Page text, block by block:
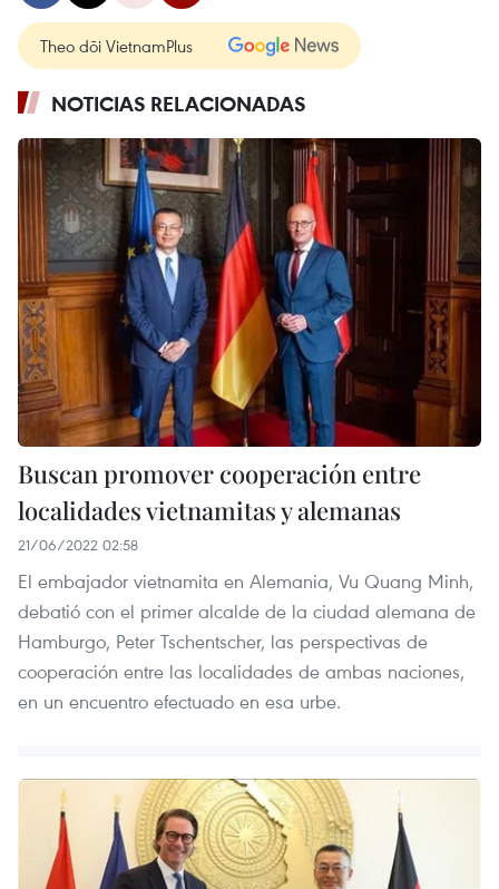
Theo dõi VietnamPlus
NOTICIAS RELACIONADAS
Buscan promover cooperación entre
localidades vietnamitas y alemanas
21/06/2022 02:58
El embajador vietnamita en Alemania, Vu Quang Minh,
debatió con el primer alcalde de la ciudad alemana de
Hamburgo, Peter Tschentscher, las perspectivas de
cooperación entre las localidades de ambas naciones,
en un encuentro efectuado en esa urbe.